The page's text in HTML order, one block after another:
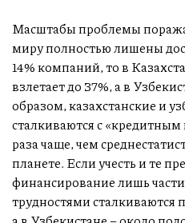
Масштабы проблемы
миру полностью лишены
14% компаний, то в
взлетает до 37%, а в
образом, казахстанские и
сталкиваются с
раза чаще, чем
планете. Если учесть и те
финансирование лишь
трудностями сталкиваются